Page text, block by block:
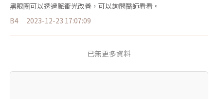
黑眼圈可以透過脈衝光改善，可以詢問醫師看看。
B4
2023-12-23 17:07:09
已無更多資料